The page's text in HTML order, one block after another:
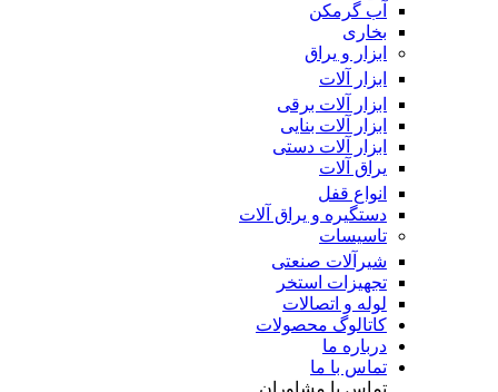
آب گرمکن
بخاری
ابزار و یراق
ابزار آلات
ابزار آلات برقی
ابزار آلات بنایی
ابزار آلات دستی
یراق آلات
انواع قفل
دستگیره و یراق آلات
تاسیسات
شیرآلات صنعتی
تجهیزات استخر
لوله و اتصالات
کاتالوگ محصولات
درباره ما
تماس با ما
تماس با مشاوران